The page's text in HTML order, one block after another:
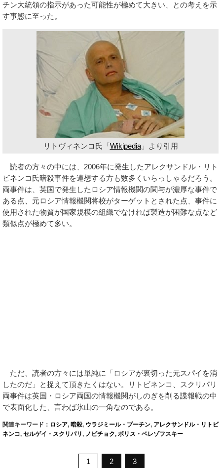
チン大統領の指示があった可能性が極めて大きい、との考えを示
す事態に至った。
リトヴィネンコ氏「Wikipedia」より引用
読者の方々の中には、2006年に発生したアレクサンドル・リト
ビネンコ氏暗殺事件を連想する方も数多くいらっしゃるだろう。
両事件は、英国で発生したロシア情報機関の関与が濃厚な事件で
ある点、元ロシア情報機関将校がターゲットとされた点、事件に
使用された物質が国家規模の組織でなければ製造が困難な点など
類似点が極めて多い。
ただ、読者の方々には単純に「ロシアが裏切った元スパイを消
したのだ」と捉えて頂きたくはない。リトビネンコ、スクリパリ
両事件は英国・ロシア両国の情報機関がしのぎを削る諜報戦の中
で表面化した、言わば氷山の一角なのである。
関連キーワード： ロシア, 暗殺, ウラジミール・プーチン, アレクサンドル・リトビ
ネンコ, セルゲイ・スクリパリ, ノビチョク, ボリス・ベレゾフスキー
1 2 3